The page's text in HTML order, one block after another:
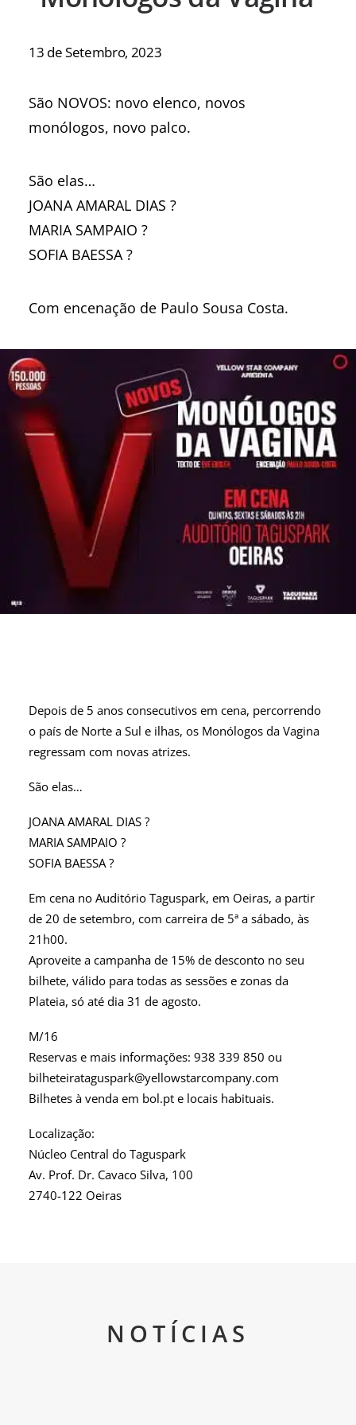
13 de Setembro, 2023
São NOVOS: novo elenco, novos
monólogos, novo palco.
São elas…
JOANA AMARAL DIAS ?
MARIA SAMPAIO ?
SOFIA BAESSA ?
Com encenação de Paulo Sousa Costa.
Depois de 5 anos consecutivos em cena, percorrendo
o país de Norte a Sul e ilhas, os Monólogos da Vagina
regressam com novas atrizes.
São elas…
JOANA AMARAL DIAS ?
MARIA SAMPAIO ?
SOFIA BAESSA ?
Em cena no Auditório Taguspark, em Oeiras, a partir
de 20 de setembro, com carreira de 5ª a sábado, às
21h00.
Aproveite a campanha de 15% de desconto no seu
bilhete, válido para todas as sessões e zonas da
Plateia, só até dia 31 de agosto.
M/16
Reservas e mais informações: 938 339 850 ou
bilheteirataguspark@yellowstarcompany.com
Bilhetes à venda em bol.pt e locais habituais.
Localização:
Núcleo Central do Taguspark
Av. Prof. Dr. Cavaco Silva, 100
2740-122 Oeiras
NOTÍCIAS